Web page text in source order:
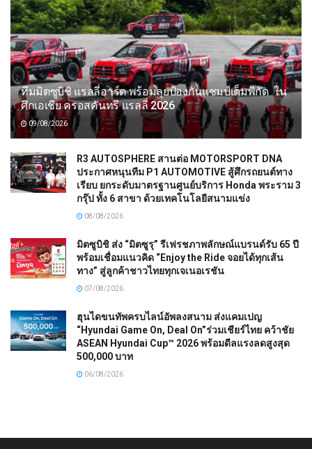
ทีมมิตซูบิชิ แรลลี่อาร์ต พร้อมลุยป้องกันแชมป์เต็มพิกัด ใน
ศึกเอเชีย ครอสคันทรี แรลลี่ 2026
09/08/2026
R3 AUTOSPHERE สานต่อ MOTORSPORT DNA
ประกาศหนุนทีม P1 AUTOMOTIVE สู้ศึกรถยนต์ทาง
เรียบ ยกระดับมาตรฐานศูนย์บริการ Honda พระราม 3
กรุ๊ป ทั้ง 6 สาขา ด้วยเทคโนโลยีสนามแข่ง
08/08/2026
มิตซูบิชิ ส่ง “มิตซูรุ” รีเฟรชภาพลักษณ์แบรนด์รับ 65 ปี
พร้อมเชื่อมแนวคิด “Enjoy the Ride จอยได้ทุกเส้น
ทาง” สู่ลูกค้าชาวไทยทุกเจเนอเรชัน
07/08/2026
ฮุนไดขนทัพครบไลน์อัพลงสนาม ส่งแคมเปญ
“Hyundai Game On, Deal On”ร่วมเชียร์ไทย คว้าชัย
ASEAN Hyundai Cup™ 2026 พร้อมดีลแรงลดสูงสุด
500,000 บาท
06/08/2026